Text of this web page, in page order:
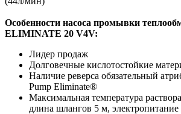
Особенности насоса промывки
ELIMINATE 20 V4V:
Лидер продаж
Долговечные кислотостойкие
Наличие реверса обязательный
Pump Eliminate®
Максимальная температура
длина шлангов 5 м,